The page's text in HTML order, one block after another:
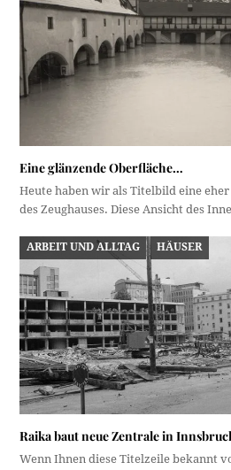
Eine glänzende Oberfläche…
Heute haben wir als Titelbild eine
des Zeughauses. Diese Ansicht des
ARBEIT UND ALLTAG HÄUSER
Raika baut neue Zentrale in
Wenn Ihnen diese Titelzeile bekannt